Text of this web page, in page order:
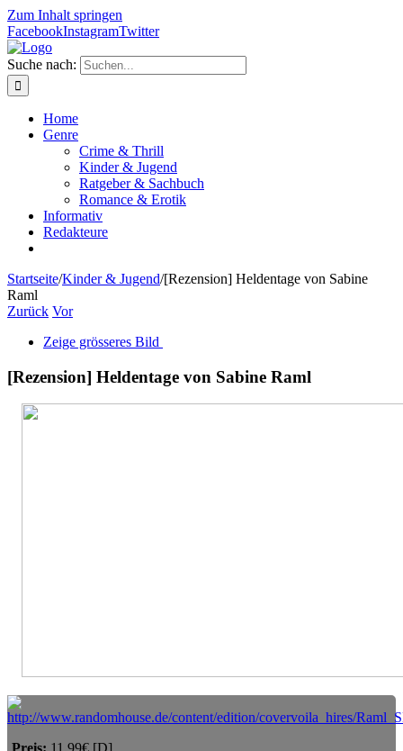
Zum Inhalt springen
FacebookInstagramTwitter
Suche nach:
Home
Genre
Crime & Thrill
Kinder & Jugend
Ratgeber & Sachbuch
Romance & Erotik
Informativ
Redakteure
Startseite/Kinder & Jugend/[Rezension] Heldentage von Sabine
Raml
Zurück Vor
Zeige grösseres Bild
[Rezension] Heldentage von Sabine Raml